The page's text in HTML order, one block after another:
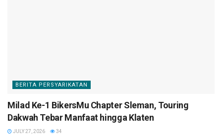
BERITA PERSYARIKATAN
Milad Ke-1 BikersMu Chapter Sleman, Touring
Dakwah Tebar Manfaat hingga Klaten
JULY 27, 2026 34